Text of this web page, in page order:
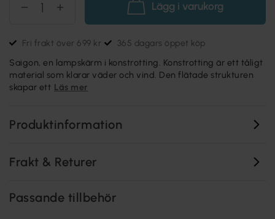
Lägg i varukorg
Fri frakt över 699 kr 365 dagars öppet köp
Saigon, en lampskärm i konstrotting. Konstrotting är ett tåligt
material som klarar väder och vind. Den flätade strukturen
skapar ett Läs mer
Produktinformation
Frakt & Returer
Passande tillbehör